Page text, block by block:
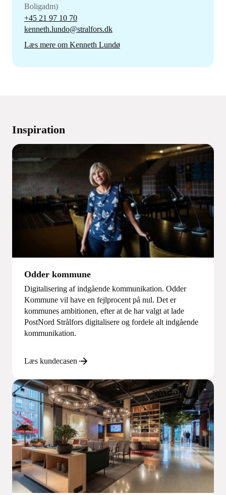
Boligadm)
+45 21 97 10 70
kenneth.lundo@stralfors.dk
Læs mere om Kenneth Lundø
Inspiration
Odder kommune
Digitalisering af indgående kommunikation. Odder
Kommune vil have en fejlprocent på nul. Det er
kommunes ambitionen, efter at de har valgt at lade
PostNord Strålfors digitalisere og fordele alt indgående
kommunikation.
Læs kundecasen